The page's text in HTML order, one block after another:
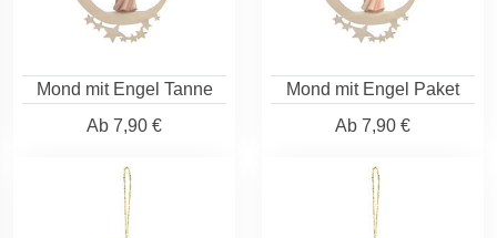
Mond mit Engel Tanne
Ab 7,90 €
Mond mit Engel Paket
Ab 7,90 €